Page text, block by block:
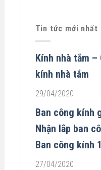
Tin tức mới nhất
Kính nhà tắm –
kính nhà tắm
29/04/2020
Ban công kính
Nhận lắp ban
Ban công kính
27/04/2020